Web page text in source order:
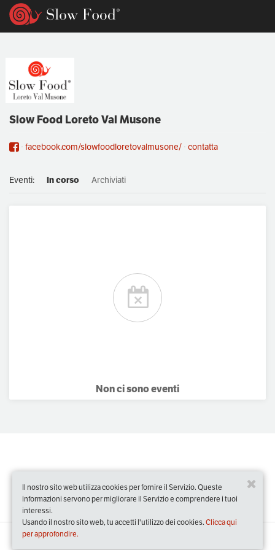
Slow Food Loreto Val Musone
facebook.com/slowfoodloretovalmusone/ contatta
Eventi: In corso Archiviati
Non ci sono eventi
Il nostro sito web utilizza cookies per fornire il Servizio. Queste
informazioni servono per migliorare il Servizio e comprendere i tuoi
interessi.
Usando il nostro sito web, tu accetti l'utilizzo dei cookies. Clicca qui
per approfondire.